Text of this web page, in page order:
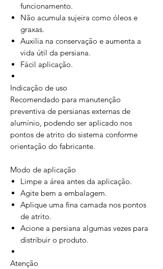
funcionamento.
Não acumula sujeira como óleos e
graxas.
Auxilia na conservação e aumenta a
vida útil da persiana.
Fácil aplicação.
Indicação de uso
Recomendado para manutenção
preventiva de persianas externas de
alumínio, podendo ser aplicado nos
pontos de atrito do sistema conforme
orientação do fabricante.
Modo de aplicação
Limpe a área antes da aplicação.
Agite bem a embalagem.
Aplique uma fina camada nos pontos
de atrito.
Acione a persiana algumas vezes para
distribuir o produto.
Atenção